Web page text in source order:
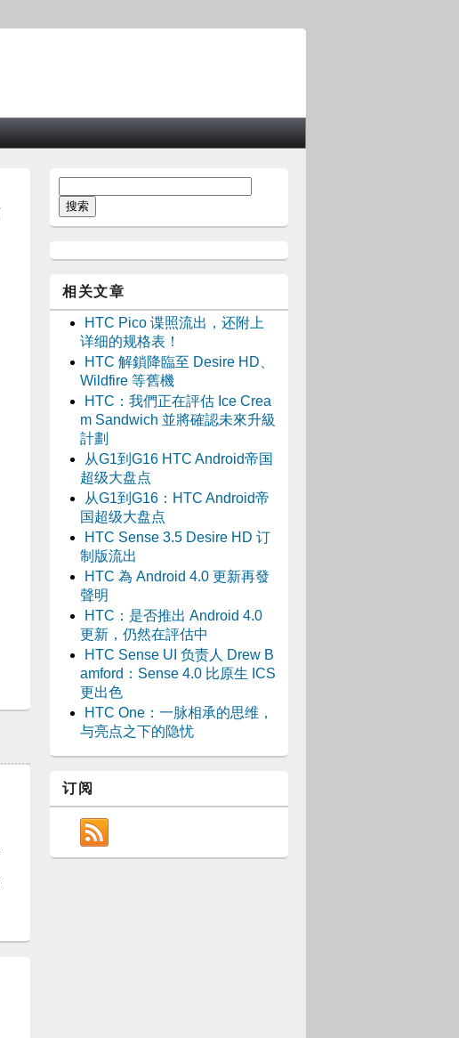
相关文章
HTC Pico 谍照流出，还附上
详细的规格表！
HTC 解鎖降臨至 Desire HD、
Wildfire 等舊機
HTC：我們正在評估 Ice Crea
m Sandwich 並將確認未來升級
計劃
从G1到G16 HTC Android帝国
超级大盘点
从G1到G16：HTC Android帝
国超级大盘点
HTC Sense 3.5 Desire HD 订
制版流出
HTC 為 Android 4.0 更新再發
聲明
HTC：是否推出 Android 4.0
更新，仍然在評估中
HTC Sense UI 负责人 Drew B
amford：Sense 4.0 比原生 ICS
更出色
HTC One：一脉相承的思维，
与亮点之下的隐忧
订阅